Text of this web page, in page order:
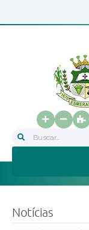
Buscar...
Notícias